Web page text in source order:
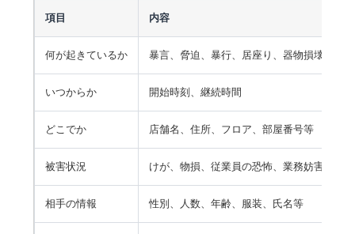
項目 内容
何が起きているか 暴言、脅迫、暴行、居座り、器物損壊等
いつからか 開始時刻、継続時間
どこでか 店舗名、住所、フロア、部屋番号等
被害状況 けが、物損、従業員の恐怖、業務妨害
相手の情報 性別、人数、年齢、服装、氏名等